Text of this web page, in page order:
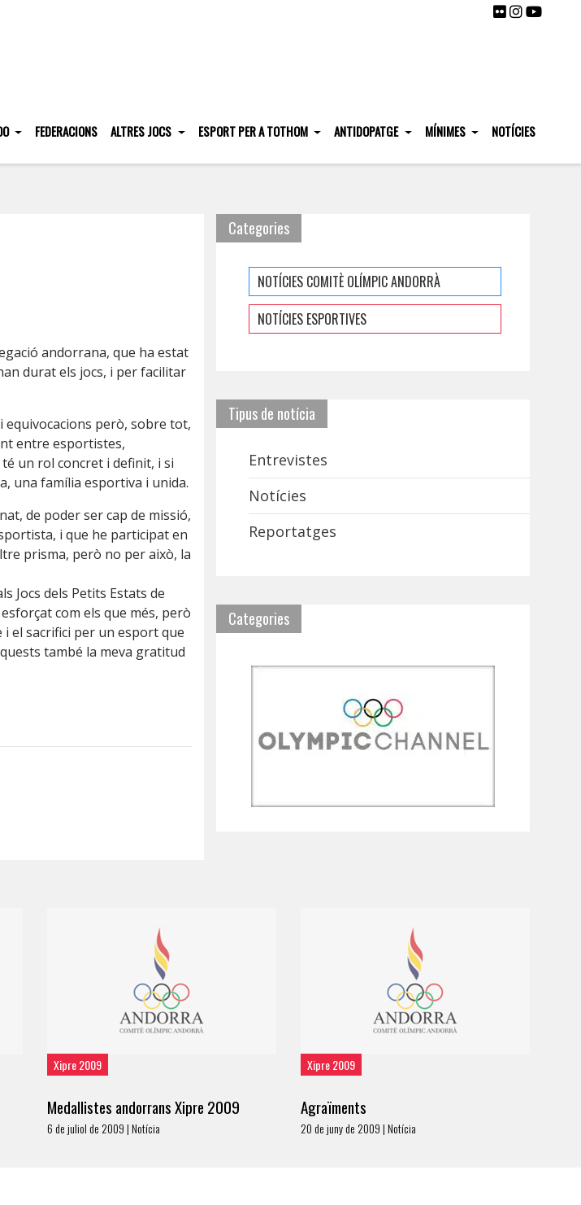
FEDERACIONS ALTRES JOCS ESPORT PER A TOTHOM ANTIDOPATGE MÍNIMES NOTÍCIES
andorrana, que ha estat
durat els jocs, i per facilitar
equivocacions però, sobre tot,
entre esportistes,
un rol concret i definit, i si
una família esportiva i unida.
de poder ser cap de missió,
i que he participat en
prisma, però no per això, la
Jocs dels Petits Estats de
com els que més, però
el sacrifici per un esport que
també la meva gratitud
Categories
NOTÍCIES COMITÈ OLÍMPIC ANDORRÀ
NOTÍCIES ESPORTIVES
Tipus de notícia
Entrevistes
Notícies
Reportatges
Categories
Xipre 2009
Medallistes andorrans Xipre 2009
6 de juliol de 2009 | Notícia
Xipre 2009
Agraïments
20 de juny de 2009 | Notícia